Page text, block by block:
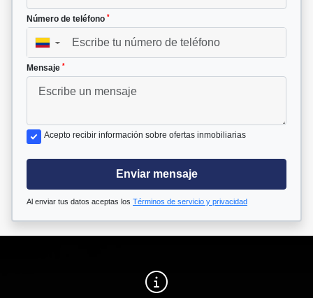
Número de teléfono *
▼
Mensaje *
Acepto recibir información sobre ofertas inmobiliarias
Enviar mensaje
Al enviar tus datos aceptas los Términos de servicio y privacidad